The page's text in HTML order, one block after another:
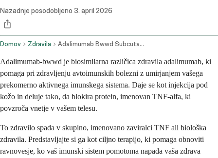
Nazadnje posodobljeno 3. april 2026
Domov Zdravila Adalimumab Bwwd Subcutaneous Route
Adalimumab-bwwd je biosimilarna različica zdravila adalimumab, ki
pomaga pri zdravljenju avtoimunskih bolezni z umirjanjem vašega
prekomerno aktivnega imunskega sistema. Daje se kot injekcija pod
kožo in deluje tako, da blokira protein, imenovan TNF-alfa, ki
povzroča vnetje v vašem telesu.
To zdravilo spada v skupino, imenovano zaviralci TNF ali biološka
zdravila. Predstavljajte si ga kot ciljno terapijo, ki pomaga obnoviti
ravnovesje, ko vaš imunski sistem pomotoma napada vaša zdrava